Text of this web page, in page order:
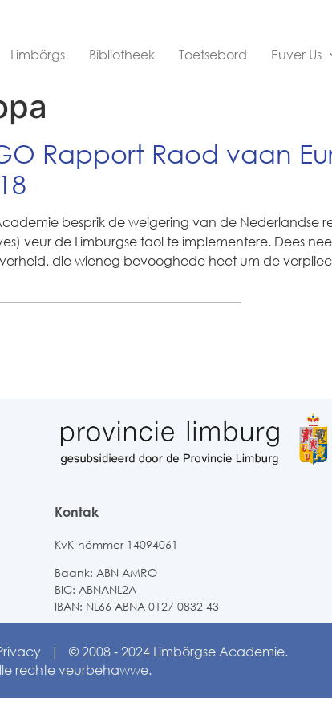
Limbörgs Bibliotheek Toetsebord Euver Us
Rapport Raod vaan
besprik de weigering van de Nederlandse
veur de Limburgse taol te implementere. Dees
die wieneg bevooghede heet um de
Kontak
KvK-nómmer 14094061
Baank: ABN AMRO
BIC: ABNANL2A
IBAN: NL66 ABNA 0127 0832 43
| © 2008 ‑ 2024 Limbörgse Academie.
rechte veurbehawwe.